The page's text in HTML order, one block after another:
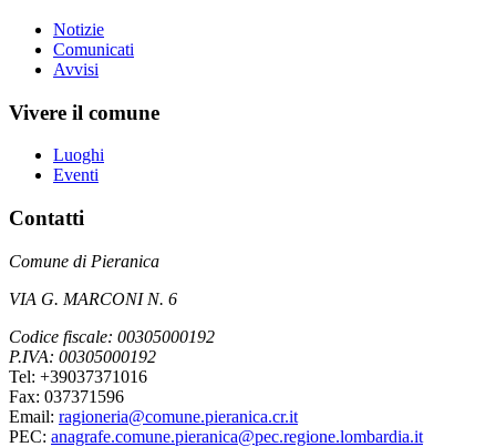
Notizie
Comunicati
Avvisi
Vivere il comune
Luoghi
Eventi
Contatti
Comune di Pieranica
VIA G. MARCONI N. 6
Codice fiscale: 00305000192
P.IVA: 00305000192
Tel: +39037371016
Fax: 037371596
Email: ragioneria@comune.pieranica.cr.it
PEC: anagrafe.comune.pieranica@pec.regione.lombardia.it